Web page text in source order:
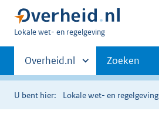
U
hier:
Lokale wet- en regelgeving
Primaire
navigatie
Andere
sites
binnen
Overheid.nl Zoeken
U bent hier: Lokale wet- en regelgeving